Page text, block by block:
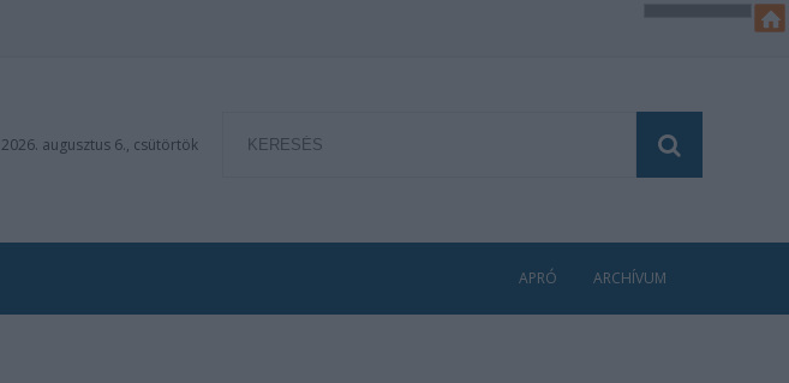
2026. augusztus 6., csütörtök
APRÓ ARCHÍVUM